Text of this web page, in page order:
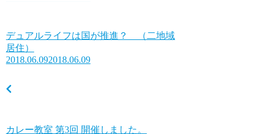
デュアルライフは国が推進？ （二地域
居住）
2018.06.092018.06.09
カレー教室 第3回 開催しました。